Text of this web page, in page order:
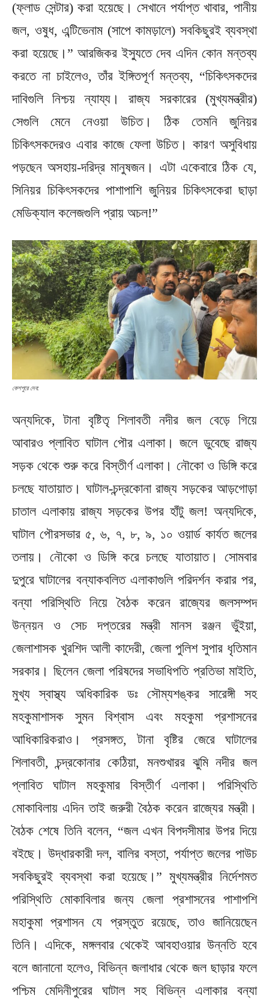
(ফ্লাড সেন্টার) করা হয়েছে। সেখানে পর্যাপ্ত খাবার, পানীয়
জল, ওষুধ, এন্টিভেনাম (সাপে কামড়ালে) সবকিছুরই ব্যবস্থা
করা হয়েছে।” আরজিকর ইস্যুতে দেব এদিন কোন মন্তব্য
করতে না চাইলেও, তাঁর ইঙ্গিতপূর্ণ মন্তব্য, “চিকিৎসকদের
দাবিগুলি নিশ্চয় ন্যায্য। রাজ্য সরকারের (মুখ্যমন্ত্রীর)
সেগুলি মেনে নেওয়া উচিত। ঠিক তেমনি জুনিয়র
চিকিৎসকদেরও এবার কাজে ফেলা উচিত। কারণ অসুবিধায়
পড়ছেন অসহায়-দরিদ্র মানুষজন। এটা একেবারে ঠিক যে,
সিনিয়র চিকিৎসকদের পাশাপাশি জুনিয়র চিকিৎসকেরা ছাড়া
মেডিক্যাল কলেজগুলি প্রায় অচল!”
কেশপুরে দেব:
অন্যদিকে, টানা বৃষ্টিতৃ শিলাবতী নদীর জল বেড়ে গিয়ে
আবারও প্লাবিত ঘাটাল পৌর এলাকা। জলে ডুবেছে রাজ্য
সড়ক থেকে শুরু করে বিস্তীর্ণ এলাকা। নৌকো ও ডিঙ্গি করে
চলছে যাতায়াত। ঘাটাল-চন্দ্রকোনা রাজ্য সড়কের আড়গোড়া
চাতাল এলাকায় রাজ্য সড়কের উপর হাঁটু জল! অন্যদিকে,
ঘাটাল পৌরসভার ৫, ৬, ৭, ৮, ৯, ১০ ওয়ার্ড কার্যত জলের
তলায়। নৌকো ও ডিঙ্গি করে চলছে যাতায়াত। সোমবার
দুপুরে ঘাটালের বন্যাকবলিত এলাকাগুলি পরিদর্শন করার পর,
বন্যা পরিস্থিতি নিয়ে বৈঠক করেন রাজ্যের জলসম্পদ
উন্নয়ন ও সেচ দপ্তরের মন্ত্রী মানস রঞ্জন ভুঁইয়া,
জেলাশাসক খুরশিদ আলী কাদেরী, জেলা পুলিশ সুপার ধৃতিমান
সরকার। ছিলেন জেলা পরিষদের সভাধিপতি প্রতিভা মাইতি,
মুখ্য স্বাস্থ্য অধিকারিক ডঃ সৌম্যশঙ্কর সারেঙ্গী সহ
মহকুমাশাসক সুমন বিশ্বাস এবং মহকুমা প্রশাসনের
আধিকারিকরাও। প্রসঙ্গত, টানা বৃষ্টির জেরে ঘাটালের
শিলাবতী, চন্দ্রকোনার কেঠিয়া, মনশুখারর ঝুমি নদীর জল
প্লাবিত ঘাটাল মহকুমার বিস্তীর্ণ এলাকা। পরিস্থিতি
মোকাবিলায় এদিন তাই জরুরী বৈঠক করেন রাজ্যের মন্ত্রী।
বৈঠক শেষে তিনি বলেন, “জল এখন বিপদসীমার উপর দিয়ে
বইছে। উদ্ধারকারী দল, বালির বস্তা, পর্যাপ্ত জলের পাউচ
সবকিছুরই ব্যবস্থা করা হয়েছে।” মুখ্যমন্ত্রীর নির্দেশমত
পরিস্থিতি মোকাবিলার জন্য জেলা প্রশাসনের পাশাপশি
মহাকুমা প্রশাসন যে প্রস্তুত রয়েছে, তাও জানিয়েছেন
তিনি। এদিকে, মঙ্গলবার থেকেই আবহাওয়ার উন্নতি হবে
বলে জানানো হলেও, বিভিন্ন জলাধার থেকে জল ছাড়ার ফলে
পশ্চিম মেদিনীপুরের ঘাটাল সহ বিভিন্ন এলাকার বন্যা